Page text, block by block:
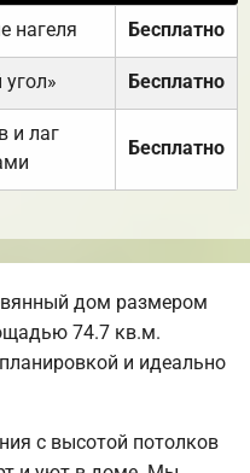
нагеля Бесплатно
Бесплатно
и лаг
Бесплатно
дом размером
74.7 кв.м.
и идеально
с высотой потолков